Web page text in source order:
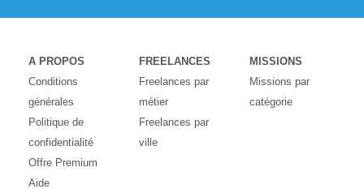
A PROPOS
Conditions
générales
Politique de
confidentialité
Offre Premium
Aide
FREELANCES
Freelances par
métier
Freelances par
ville
MISSIONS
Missions par
catégorie